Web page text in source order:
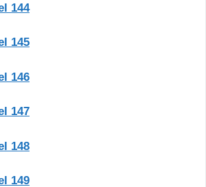
144
145
146
147
148
149